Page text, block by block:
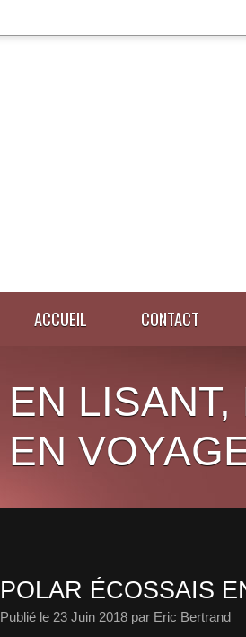
ACCUEIL CONTACT
EN LISANT,
EN
POLAR ÉCOSSAIS
Publié le 23 Juin 2018 par Eric Bertrand